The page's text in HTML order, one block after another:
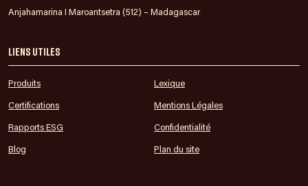
Anjahamarina I Maroantsetra (512) – Madagascar
Liens utiles
Produits Lexique
Certifications Mentions Légales
Rapports ESG Confidentialité
Blog Plan du site